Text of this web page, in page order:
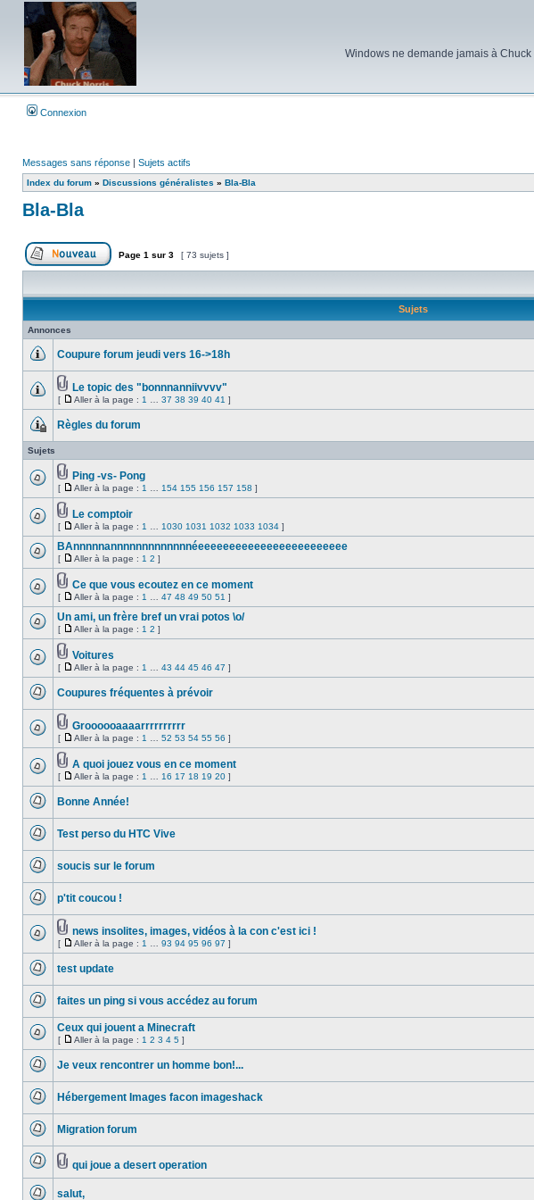
Windows ne demande jamais à
Connexion
Messages sans réponse | Sujets actifs
Index du forum » Discussions généralistes » Bla-Bla
Bla-Bla
Poster un nouveau sujet
Page 1 sur 3 [ 73 sujets ]
Sujets
Annonces
message
non
Coupure forum jeudi vers 16->18h
Aucun
message
non
Fichier(s)
joint(s)
Le topic des "bonnnanniivvvv"
[
Aller
la
Aller à la page : 1 37 38 39 40 41 ]
sujet
est
verrouillé,
vous
pouvez
pas
modifier
messages
poster
réponse.
Règles du forum
Sujets
Aucun
message
non
Fichier(s)
joint(s)
Ping -vs- Pong
[
Aller
la
page
Aller à la page : 1 154 155 156 157 158 ]
Aucun
message
non
Fichier(s)
joint(s)
Le comptoir
[
Aller
à
la
page
Aller à la page : 1 1030 1031 1032 1033 1034 ]
Aucun
message
non
BAnnnnnannnnnnnnnnnnnéeeeeeeeeeeeeeeeeeeeeeeee
[
Aller
la
page
Aller à la page : 1 2 ]
Aucun
message
non
Fichier(s)
joint(s)
Ce que vous ecoutez en ce moment
[
Aller
à
la
page
Aller à la page : 1 47 48 49 50 51 ]
Aucun
message
non
Un ami, un frère bref un vrai potos \o/
[
Aller
la
page
Aller à la page : 1 2 ]
Aucun
message
non
Fichier(s)
joint(s)
Voitures
[
Aller
la
Aller à la page : 1 43 44 45 46 47 ]
message
non
Coupures fréquentes à prévoir
Aucun
message
non
Fichier(s)
joint(s)
Groooooaaaarrrrrrrrrr
[
Aller
la
page
Aller à la page : 1 52 53 54 55 56 ]
Aucun
message
non
Fichier(s)
joint(s)
A quoi jouez vous en ce moment
[
Aller
la
Aller à la page : 1 16 17 18 19 20 ]
non
Bonne Année!
non
Test perso du HTC Vive
non
soucis sur le forum
message
non
p'tit coucou !
Aucun
message
non
Fichier(s)
joint(s)
news insolites, images, vidéos à la con c'est ici !
[
Aller
la
Aller à la page : 1 93 94 95 96 97 ]
non
test update
message
non
faites un ping si vous accédez au forum
Aucun
non
Ceux qui jouent a Minecraft
[
Aller
la
Aller à la page : 1 2 3 4 5 ]
non
Je veux rencontrer un homme bon!...
non
Hébergement Images facon imageshack
message
non
Migration forum
non
Fichier(s)
qui joue a desert operation
salut,